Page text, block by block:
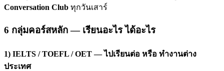
Conversation Club ทุกวันเสาร์
6 กลุ่มคอร์สหลัก — เรียนอะไร ได้อะไร
1) IELTS / TOEFL / OET — ไปเรียนต่อ หรือ ทำงานต่าง
ประเทศ